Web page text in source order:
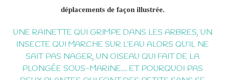
déplacements de façon illustrée.
UNE RAINETTE QUI GRIMPE DANS LES ARBRES, UN
INSECTE QUI MARCHE SUR L’EAU ALORS QU’IL NE
SAIT PAS NAGER, UN OISEAU QUI FAIT DE LA
PLONGÉE SOUS-MARINE… ET POURQUOI PAS